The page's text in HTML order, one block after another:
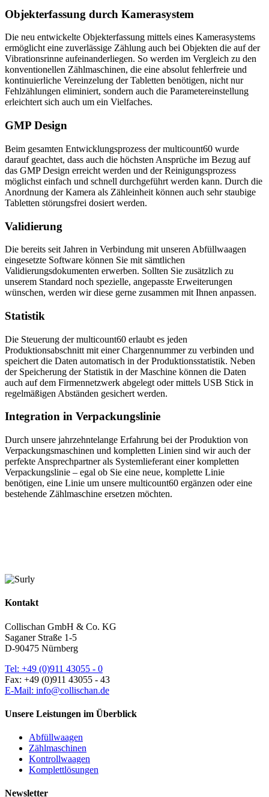
Objekterfassung durch Kamerasystem
Die neu entwickelte Objekterfassung mittels eines Kamerasystems
ermöglicht eine zuverlässige Zählung auch bei Objekten die auf der
Vibrationsrinne aufeinanderliegen. So werden im Vergleich zu den
konventionellen Zählmaschinen, die eine absolut fehlerfreie und
kontinuierliche Vereinzelung der Tabletten benötigen, nicht nur
Fehlzählungen eliminiert, sondern auch die Parametereinstellung
erleichtert sich auch um ein Vielfaches.
GMP Design
Beim gesamten Entwicklungsprozess der multicount60 wurde
darauf geachtet, dass auch die höchsten Ansprüche im Bezug auf
das GMP Design erreicht werden und der Reinigungsprozess
möglichst einfach und schnell durchgeführt werden kann. Durch die
Anordnung der Kamera als Zähleinheit können auch sehr staubige
Tabletten störungsfrei dosiert werden.
Validierung
Die bereits seit Jahren in Verbindung mit unseren Abfüllwaagen
eingesetzte Software können Sie mit sämtlichen
Validierungsdokumenten erwerben. Sollten Sie zusätzlich zu
unserem Standard noch spezielle, angepasste Erweiterungen
wünschen, werden wir diese gerne zusammen mit Ihnen anpassen.
Statistik
Die Steuerung der multicount60 erlaubt es jeden
Produktionsabschnitt mit einer Chargennummer zu verbinden und
speichert die Daten automatisch in der Produktionsstatistik. Neben
der Speicherung der Statistik in der Maschine können die Daten
auch auf dem Firmennetzwerk abgelegt oder mittels USB Stick in
regelmäßigen Abständen gesichert werden.
Integration in Verpackungslinie
Durch unsere jahrzehntelange Erfahrung bei der Produktion von
Verpackungsmaschinen und kompletten Linien sind wir auch der
perfekte Ansprechpartner als Systemlieferant einer kompletten
Verpackungslinie – egal ob Sie eine neue, komplette Linie
benötigen, eine Linie um unsere multicount60 ergänzen oder eine
bestehende Zählmaschine ersetzen möchten.
Kontakt
Collischan GmbH & Co. KG
Saganer Straße 1-5
D-90475 Nürnberg
Tel: +49 (0)911 43055 - 0
Fax: +49 (0)911 43055 - 43
E-Mail: info@collischan.de
Unsere Leistungen im Überblick
Abfüllwaagen
Zählmaschinen
Kontrollwaagen
Komplettlösungen
Newsletter